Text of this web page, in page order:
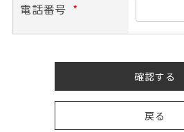
電話番号 *
確認する
戻る